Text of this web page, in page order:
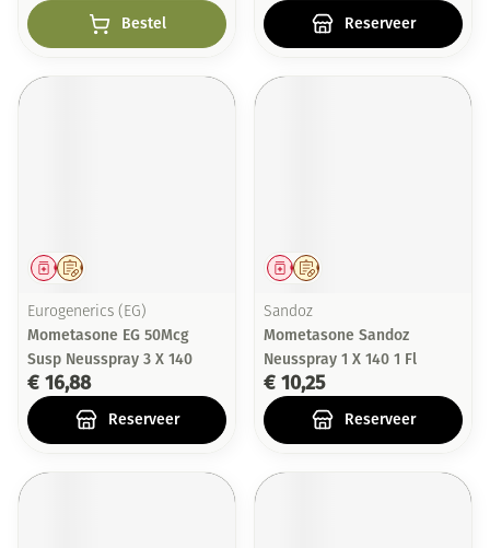
Bestel Reserveer
Op voorschrift
Geneesmiddel
Eurogenerics (EG)
Mometasone EG 50Mcg
Susp Neusspray 3 X 140
€ 16,88
Reserveer
Op voorschrift
Geneesmiddel
Sandoz
Mometasone Sandoz
Neusspray 1 X 140 1 Fl
€ 10,25
Reserveer